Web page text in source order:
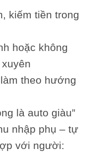
kiếm tiền trong
hoặc không
theo hướng
là auto giàu”
nhập phụ – tự
với người: